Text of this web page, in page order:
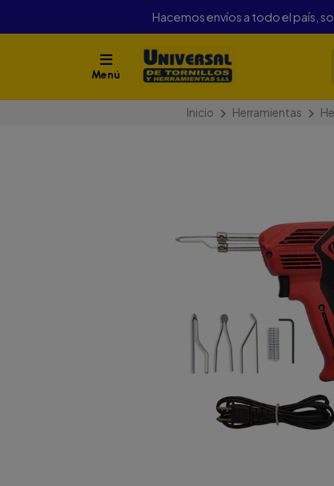
Hacemos envíos a todo el país,
Menú
Inicio Herramientas